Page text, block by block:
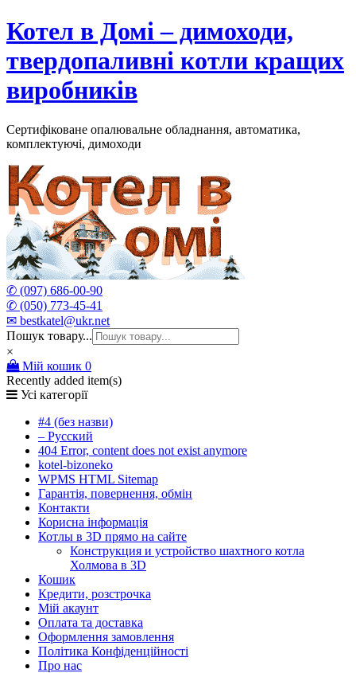
Skip
to
Котел в Домі – димоходи,
твердопаливні котли кращих
виробників
Сертифіковане опалювальне обладнання, автоматика,
комплектуючі, димоходи
✆ (097) 686-00-90
✆ (050) 773-45-41
✉ bestkatel@ukr.net
Пошук товару...
×
Мій кошик 0
Recently added item(s)
Усі категорії
#4 (без назви)
– Русский
404 Error, content does not exist anymore
kotel-bizoneko
WPMS HTML Sitemap
Гарантія, повернення, обмін
Контакти
Корисна інформація
Котлы в 3D прямо на сайте
Конструкция и устройство шахтного котла
Холмова в 3D
Кошик
Кредити, розстрочка
Мій акаунт
Оплата та доставка
Оформлення замовлення
Політика Конфіденційності
Про нас